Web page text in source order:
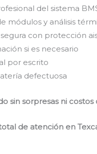
del sistema
módulos y análisis
con protección
si es necesario
por escrito
defectuosa
sin sorpresas ni costos
de atención en